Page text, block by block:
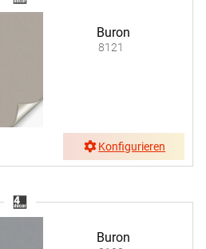
Buron
8121
Konfigurieren
Buron